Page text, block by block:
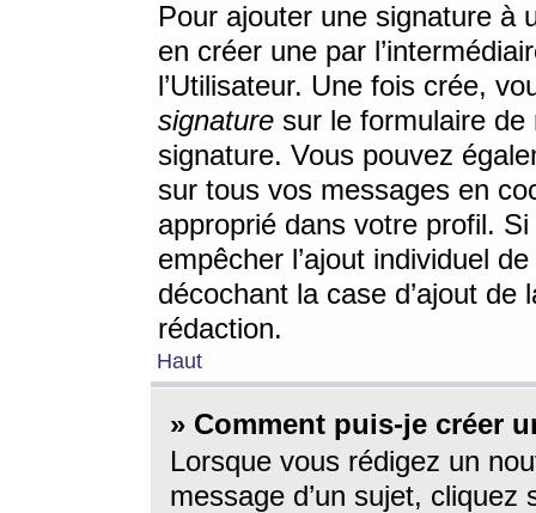
Pour ajouter une signature à
en créer une par
l’Utilisateur. Une fois crée,
signature sur le formulaire de
signature. Vous pouvez
sur tous vos messages en
approprié dans votre profil.
empêcher l’ajout individuel
décochant la case d’ajout
rédaction.
Haut
» Comment puis-je créer
Lorsque vous rédigez un
message d’un sujet, cliquez